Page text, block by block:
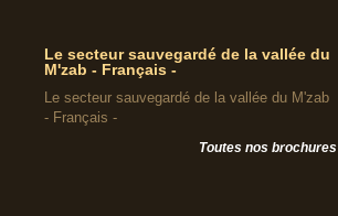
Le secteur sauvegardé de la vallée du
M'zab - Français -
Le secteur sauvegardé de la vallée du M'zab
- Français -
Toutes nos brochures